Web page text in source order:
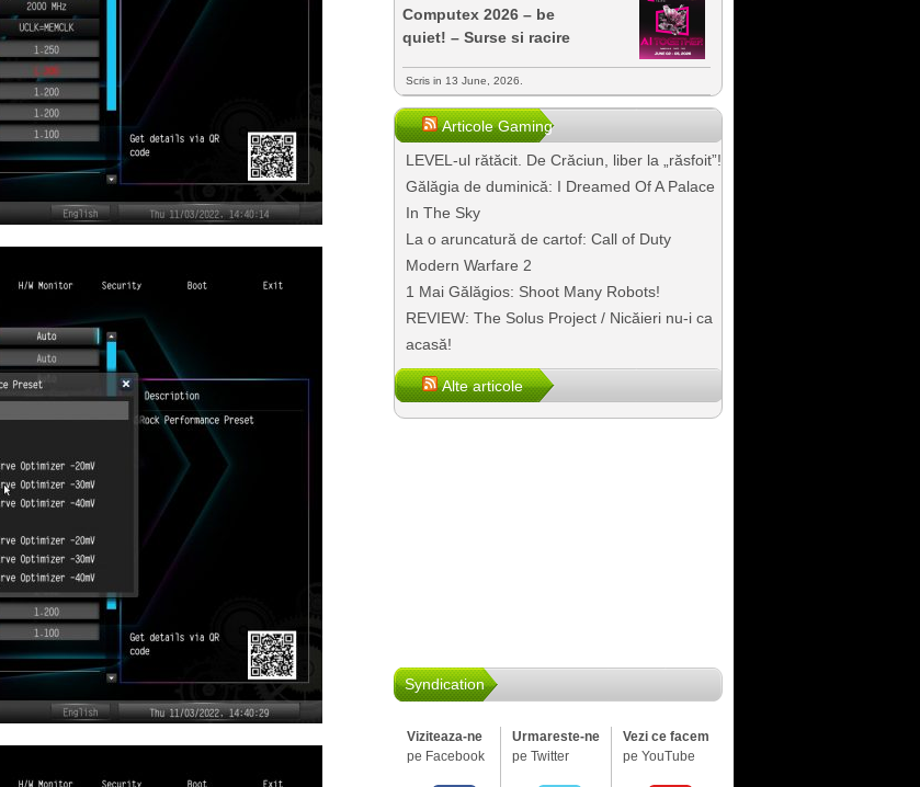
Computex 2026 – be
quiet! – Surse si racire
Scris in 13 June, 2026.
Articole Gaming
LEVEL-ul rătăcit. De Crăciun, liber la „răsfoit”!
Gălăgia de duminică: I Dreamed Of A Palace
In The Sky
La o aruncatură de cartof: Call of Duty
Modern Warfare 2
1 Mai Gălăgios: Shoot Many Robots!
REVIEW: The Solus Project / Nicăieri nu-i ca
acasă!
Alte articole
Syndication
Viziteaza-ne
pe Facebook
Urmareste-ne
pe Twitter
Vezi ce facem
pe YouTube